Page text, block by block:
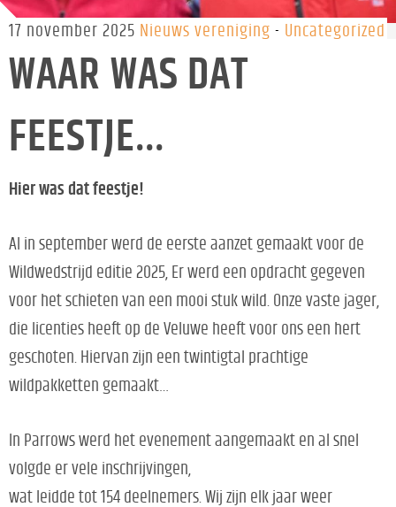
17 november 2025 Nieuws vereniging Uncategorized
WAAR WAS DAT
FEESTJE…
Hier was dat feestje!
Al in september werd de eerste aanzet gemaakt voor de
Wildwedstrijd editie 2025, Er werd een opdracht gegeven
voor het schieten van een mooi stuk wild. Onze vaste jager,
die licenties heeft op de Veluwe heeft voor ons een hert
geschoten. Hiervan zijn een twintigtal prachtige
wildpakketten gemaakt…
In Parrows werd het evenement aangemaakt en al snel
volgde er vele inschrijvingen,
wat leidde tot 154 deelnemers. Wij zijn elk jaar weer